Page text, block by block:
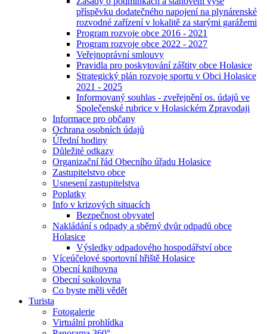
příspěvku dodatečného napojení na plynárenské
rozvodné zařízení v lokalitě za starými garážemi
Program rozvoje obce 2016 - 2021
Program rozvoje obce 2022 - 2027
Veřejnoprávní smlouvy
Pravidla pro poskytování záštity obce Holasice
Strategický plán rozvoje sportu v Obci Holasice
2021 - 2025
Informovaný souhlas - zveřejnění os. údajů ve
Společenské rubrice v Holasickém Zpravodaji
Informace pro občany
Ochrana osobních údajů
Úřední hodiny
Důležité odkazy
Organizační řád Obecního úřadu Holasice
Zastupitelstvo obce
Usnesení zastupitelstva
Poplatky
Info v krizových situacích
Bezpečnost obyvatel
Nakládání s odpady a sběrný dvůr odpadů obce
Holasice
Výsledky odpadového hospodářství obce
Víceúčelové sportovní hřiště Holasice
Obecní knihovna
Obecní sokolovna
Co byste měli vědět
Turista
Fotogalerie
Virtuální prohlídka